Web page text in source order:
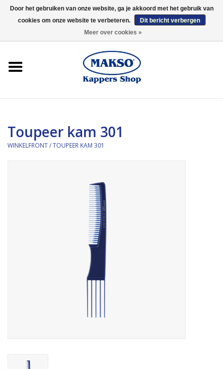
0 Artikelen - €0,00
Kaaral
Toupeer kam 301
WINKELFRONT/TOUPEER KAM 301
Door het gebruiken van onze website, ga je akkoord met het gebruik van
cookies om onze website te verbeteren.
Dit bericht verbergen
Meer over cookies »